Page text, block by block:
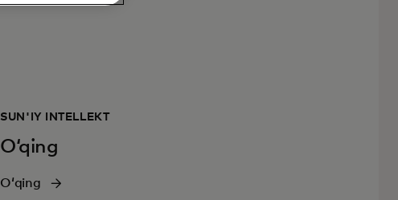
SUN'IY INTELLEKT
Oʻqing
Oʻqing